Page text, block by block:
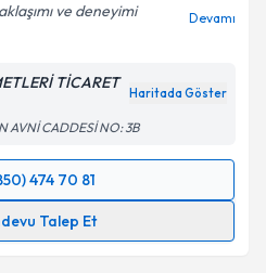
ve deneyimi
Devamı
TİCARET
Haritada Göster
AVNİ CADDESİ NO: 3B
474 70 81
Talep Et